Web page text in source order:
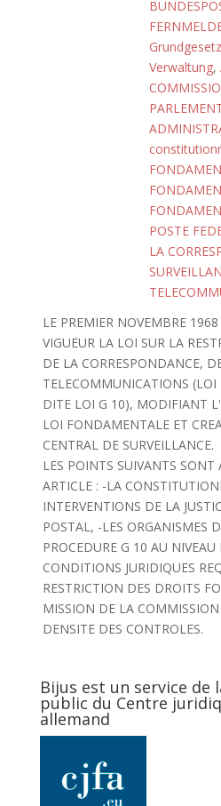
Grundgesetz
Verwaltung,
POSTE
LA
LE PREMIER NOVEMBRE
VIGUEUR LA LOI SUR LA
DE LA CORRESPONDANCE,
TELECOMMUNICATIONS
DITE LOI G 10), MODIFIANT
LOI FONDAMENTALE ET
CENTRAL DE SURVEILLANCE.
LES POINTS SUIVANTS SONT
ARTICLE : -LA
INTERVENTIONS DE LA
POSTAL, -LES ORGANISMES
PROCEDURE G 10 AU NIVEAU
CONDITIONS JURIDIQUES
RESTRICTION DES DROITS
MISSION DE LA
DENSITE DES CONTROLES.
Bijus est un service de
public du Centre
allemand